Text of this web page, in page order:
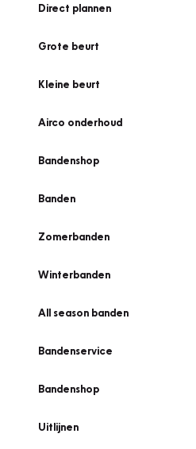
Direct plannen
Grote beurt
Kleine beurt
Airco onderhoud
Bandenshop
Banden
Zomerbanden
Winterbanden
All season banden
Bandenservice
Bandenshop
Uitlijnen